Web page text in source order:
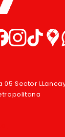
05 Sector